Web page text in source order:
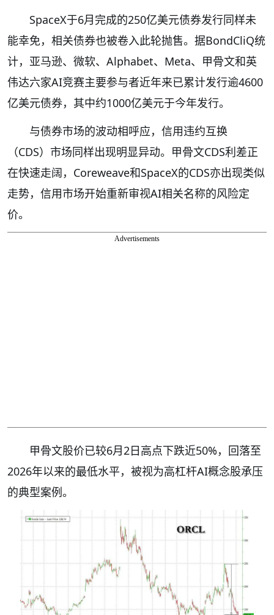
SpaceX于6月完成的250亿美元债券发行同样未
能幸免，相关债券也被卷入此轮抛售。据BondCliQ统
计，亚马逊、微软、Alphabet、Meta、甲骨文和英
伟达六家AI竞赛主要参与者近年来已累计发行逾4600
亿美元债券，其中约1000亿美元于今年发行。
与债券市场的波动相呼应，信用违约互换
（CDS）市场同样出现明显异动。甲骨文CDS利差正
在快速走阔，Coreweave和SpaceX的CDS亦出现类似
走势，信用市场开始重新审视AI相关名称的风险定
价。
Advertisements
甲骨文股价已较6月2日高点下跌近50%，回落至
2026年以来的最低水平，被视为高杠杆AI概念股承压
的典型案例。